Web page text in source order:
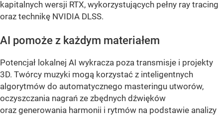
kapitalnych wersji RTX, wykorzystujących pełny ray tracing
oraz technikę NVIDIA DLSS.
AI pomoże z każdym materiałem
Potencjał lokalnej AI wykracza poza transmisje i projekty
3D. Twórcy muzyki mogą korzystać z inteligentnych
algorytmów do automatycznego masteringu utworów,
oczyszczania nagrań ze zbędnych dźwięków
oraz generowania harmonii i rytmów na podstawie analizy